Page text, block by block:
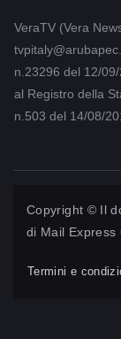
VeraTV (Vera
n.23296 del 12/
al Registro della
n.503 del 14/08/
Copyright © Il
di Mail Express
Termini e